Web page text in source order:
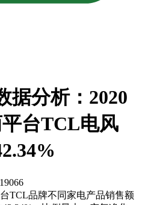
据分析：2020
台TCL电风
TCL品牌不同家电产品销售额